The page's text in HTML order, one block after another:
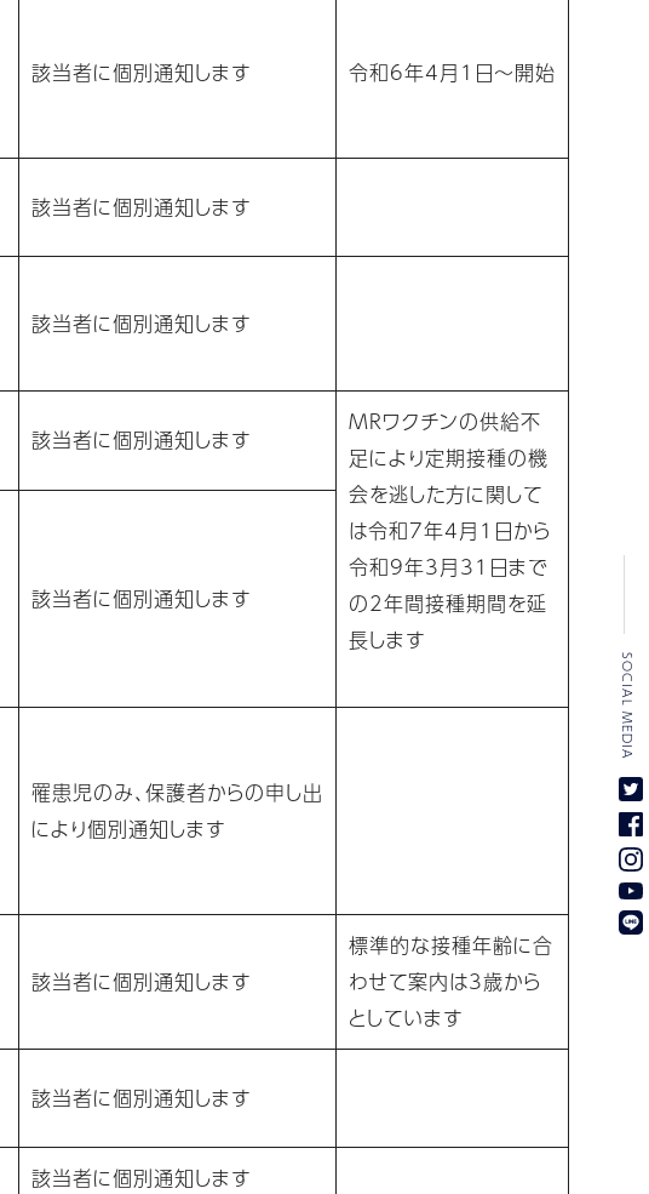
該当者に個別通知します 令和6年4月1日～開始
該当者に個別通知します
該当者に個別通知します
該当者に個別通知します
MRワクチンの供給不
足により定期接種の機
会を逃した方に関して
は令和7年4月1日から
令和9年3月31日まで
の2年間接種期間を延
長します
該当者に個別通知します
罹患児のみ、保護者からの申し出
により個別通知します
該当者に個別通知します
標準的な接種年齢に合
わせて案内は3歳から
としています
該当者に個別通知します
該当者に個別通知します
SOCIAL MEDIA